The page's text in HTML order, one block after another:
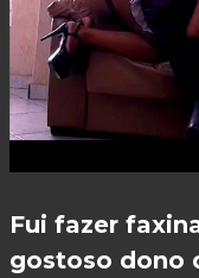
Fui fazer
gostoso dono